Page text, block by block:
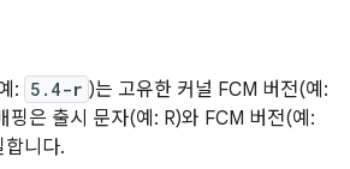
: 5.4-r )는 고유한 커널 FCM 버전(예:
핑은 출시 문자(예: R)와 FCM 버전(예:
합니다.